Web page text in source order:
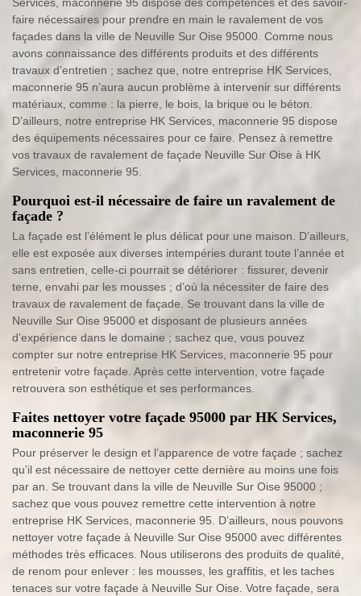
Services, maconnerie 95 dispose des compétences et des savoir-
faire nécessaires pour prendre en main le ravalement de vos
façades dans la ville de Neuville Sur Oise 95000. Comme nous
avons connaissance des différents produits et des différents
travaux d’entretien ; sachez que, notre entreprise HK Services,
maconnerie 95 n’aura aucun problème à intervenir sur différents
matériaux, comme : la pierre, le bois, la brique ou le béton.
D’ailleurs, notre entreprise HK Services, maconnerie 95 dispose
des équipements nécessaires pour ce faire. Pensez à remettre
vos travaux de ravalement de façade Neuville Sur Oise à HK
Services, maconnerie 95.
Pourquoi est-il nécessaire de faire un ravalement de
façade ?
La façade est l’élément le plus délicat pour une maison. D’ailleurs,
elle est exposée aux diverses intempéries durant toute l’année et
sans entretien, celle-ci pourrait se détériorer : fissurer, devenir
terne, envahi par les mousses ; d’où la nécessiter de faire des
travaux de ravalement de façade. Se trouvant dans la ville de
Neuville Sur Oise 95000 et disposant de plusieurs années
d’expérience dans le domaine ; sachez que, vous pouvez
compter sur notre entreprise HK Services, maconnerie 95 pour
entretenir votre façade. Après cette intervention, votre façade
retrouvera son esthétique et ses performances.
Faites nettoyer votre façade 95000 par HK Services,
maconnerie 95
Pour préserver le design et l’apparence de votre façade ; sachez
qu’il est nécessaire de nettoyer cette dernière au moins une fois
par an. Se trouvant dans la ville de Neuville Sur Oise 95000 ;
sachez que vous pouvez remettre cette intervention à notre
entreprise HK Services, maconnerie 95. D’ailleurs, nous pouvons
nettoyer votre façade à Neuville Sur Oise 95000 avec différentes
méthodes très efficaces. Nous utiliserons des produits de qualité,
de renom pour enlever : les mousses, les graffitis, et les taches
tenaces sur votre façade à Neuville Sur Oise. Votre façade, sera